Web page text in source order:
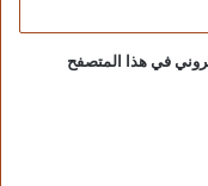
في هذا المتصفح